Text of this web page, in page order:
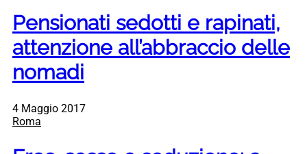
Pensionati sedotti e rapinati,
attenzione all’abbraccio delle
nomadi
4 Maggio 2017
Roma